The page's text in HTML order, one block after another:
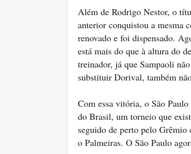
Além de Rodrigo Nestor, o
anterior conquistou a mesma
renovado e foi dispensado.
está mais do que à altura do
treinador, já que Sampaoli
substituir Dorival, também
Com essa vitória, o São
do Brasil, um torneio que
seguido de perto pelo
o Palmeiras. O São Paulo